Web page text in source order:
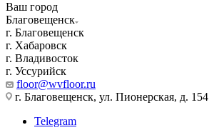
Ваш город
Благовещенск
г. Благовещенск
г. Хабаровск
г. Владивосток
г. Уссурийск
floor@wvfloor.ru
г. Благовещенск, ул. Пионерская, д. 154
Telegram